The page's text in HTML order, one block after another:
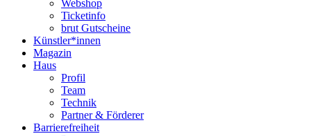
Webshop
Ticketinfo
brut Gutscheine
Künstler*innen
Magazin
Haus
Profil
Team
Technik
Partner & Förderer
Barrierefreiheit